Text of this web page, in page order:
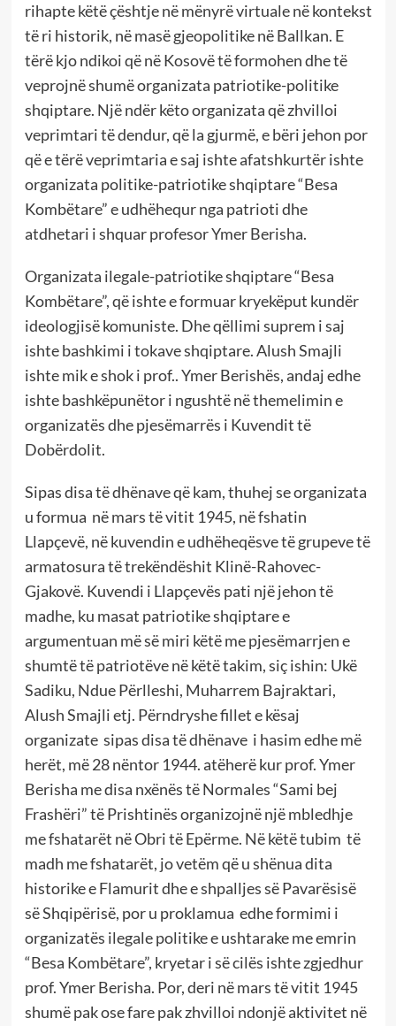
rihapte këtë çështje në mënyrë virtuale në kontekst
të ri historik, në masë gjeopolitike në Ballkan. E
tërë kjo ndikoi që në Kosovë të formohen dhe të
veprojnë shumë organizata patriotike-politike
shqiptare. Një ndër këto organizata që zhvilloi
veprimtari të dendur, që la gjurmë, e bëri jehon por
që e tërë veprimtaria e saj ishte afatshkurtër ishte
organizata politike-patriotike shqiptare “Besa
Kombëtare” e udhëhequr nga patrioti dhe
atdhetari i shquar profesor Ymer Berisha.
Organizata ilegale-patriotike shqiptare “Besa
Kombëtare”, që ishte e formuar kryekëput kundër
ideologjisë komuniste. Dhe qëllimi suprem i saj
ishte bashkimi i tokave shqiptare. Alush Smajli
ishte mik e shok i prof.. Ymer Berishës, andaj edhe
ishte bashkëpunëtor i ngushtë në themelimin e
organizatës dhe pjesëmarrës i Kuvendit të
Dobërdolit.
Sipas disa të dhënave që kam, thuhej se organizata
u formua në mars të vitit 1945, në fshatin
Llapçevë, në kuvendin e udhëheqësve të grupeve të
armatosura të trekëndëshit Klinë-Rahovec-
Gjakovë. Kuvendi i Llapçevës pati një jehon të
madhe, ku masat patriotike shqiptare e
argumentuan më së miri këtë me pjesëmarrjen e
shumtë të patriotëve në këtë takim, siç ishin: Ukë
Sadiku, Ndue Përlleshi, Muharrem Bajraktari,
Alush Smajli etj. Përndryshe fillet e kësaj
organizate sipas disa të dhënave i hasim edhe më
herët, më 28 nëntor 1944. atëherë kur prof. Ymer
Berisha me disa nxënës të Normales “Sami bej
Frashëri” të Prishtinës organizojnë një mbledhje
me fshatarët në Obri të Epërme. Në këtë tubim të
madh me fshatarët, jo vetëm që u shënua dita
historike e Flamurit dhe e shpalljes së Pavarësisë
së Shqipërisë, por u proklamua edhe formimi i
organizatës ilegale politike e ushtarake me emrin
“Besa Kombëtare”, kryetar i së cilës ishte zgjedhur
prof. Ymer Berisha. Por, deri në mars të vitit 1945
shumë pak ose fare pak zhvilloi ndonjë aktivitet në